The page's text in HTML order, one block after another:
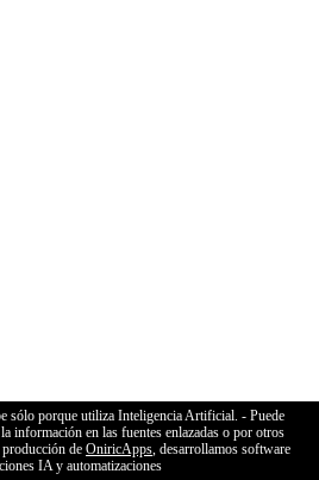
sólo porque utiliza Inteligencia Artificial. - Puede
información en las fuentes enlazadas o por otros
de OniricApps , desarrollamos software
IA y automatizaciones